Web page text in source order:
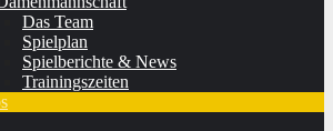
Das Team
Spielplan
Spielberichte & News
Trainingszeiten